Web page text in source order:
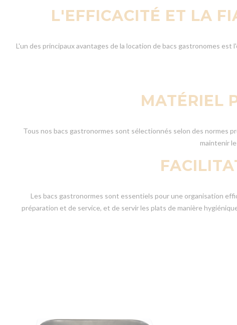
L'EFFICACITÉ ET LA
L'un des principaux avantages de la location de bacs gastronomes
MATÉRIEL
Tous nos bacs gastronormes sont sélectionnés selon des normes
maintenir
Les bacs gastronormes sont essentiels pour une organisation
préparation et de service, et de servir les plats de manière